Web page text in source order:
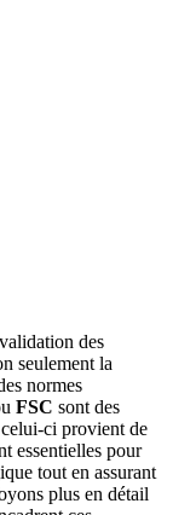
des
seulement la
normes
FSC sont des
ci provient de
essentielles pour
tout en assurant
plus en détail